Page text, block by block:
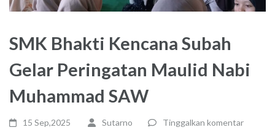
SMK Bhakti Kencana Subah
Gelar Peringatan Maulid Nabi
Muhammad SAW
15 Sep,2025 Sutarno Tinggalkan komentar